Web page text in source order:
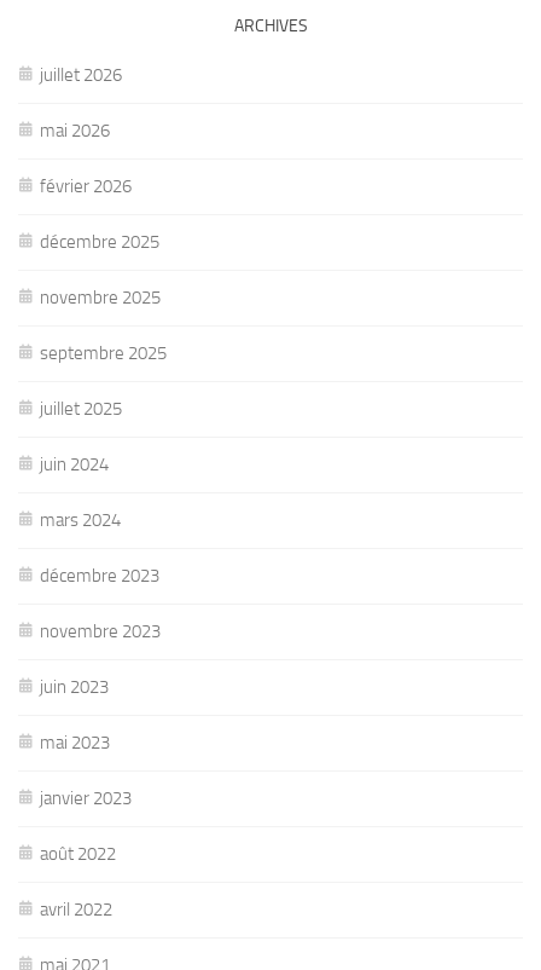
ARCHIVES
juillet 2026
mai 2026
février 2026
décembre 2025
novembre 2025
septembre 2025
juillet 2025
juin 2024
mars 2024
décembre 2023
novembre 2023
juin 2023
mai 2023
janvier 2023
août 2022
avril 2022
mai 2021